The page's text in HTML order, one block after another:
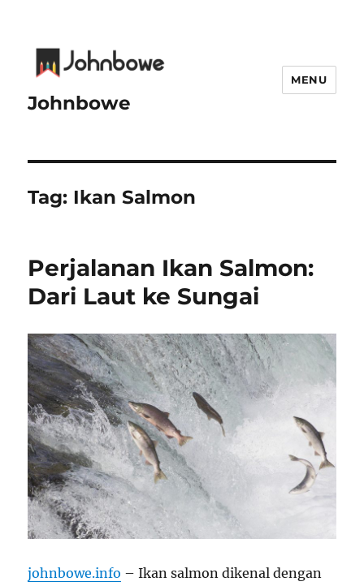
Johnbowe
MENU
Tag: Ikan Salmon
Perjalanan Ikan Salmon:
Dari Laut ke Sungai
johnbowe.info – Ikan salmon dikenal dengan